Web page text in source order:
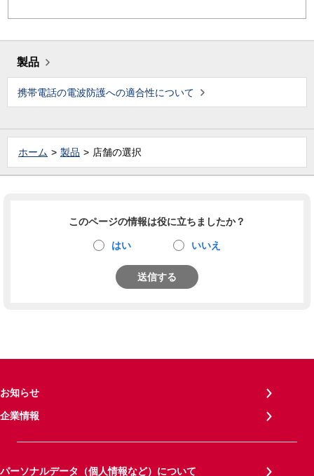
製品
携帯電話の電波防護への適合性について
ホーム 製品 店舗の選択
このページの情報は役に立ちましたか？
はい いいえ
送信する
お知らせ
企業情報
パーソナルデータ（個人情報など）について